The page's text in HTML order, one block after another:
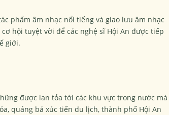
phẩm âm nhạc nổi tiếng và giao lưu âm nhạc
hội tuyệt vời để các nghệ sĩ Hội An được tiếp
giới.
được lan tỏa tới các khu vực trong nước mà
quảng bá xúc tiến du lịch, thành phố Hội An